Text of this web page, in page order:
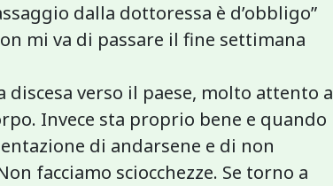
dalla dottoressa è d’obbligo”
mi va di passare il fine settimana
verso il paese, molto attento a
Invece sta proprio bene e quando
di andarsene e di non
facciamo sciocchezze. Se torno a